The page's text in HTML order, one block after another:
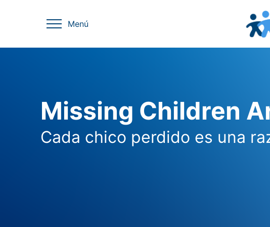
Menú
Missing Children
Cada chico perdido es una